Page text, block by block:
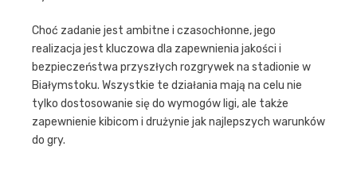
Choć zadanie jest ambitne i czasochłonne, jego
realizacja jest kluczowa dla zapewnienia jakości i
bezpieczeństwa przyszłych rozgrywek na stadionie w
Białymstoku. Wszystkie te działania mają na celu nie
tylko dostosowanie się do wymogów ligi, ale także
zapewnienie kibicom i drużynie jak najlepszych warunków
do gry.